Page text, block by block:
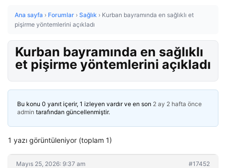
Ana sayfa › Forumlar › Sağlık › Kurban bayramında en sağlıklı et
pişirme yöntemlerini açıkladı
Kurban bayramında en sağlıklı
et pişirme yöntemlerini açıkladı
Bu konu 0 yanıt içerir, 1 izleyen vardır ve en son 2 ay 2 hafta önce
admin tarafından güncellenmiştir.
1 yazı görüntüleniyor (toplam 1)
Mayıs 25, 2026: 9:37 am #17452